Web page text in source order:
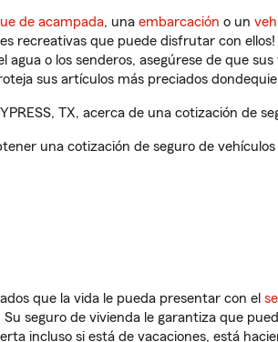
de acampada, una embarcación o un
recreativas que puede disfrutar con
o los senderos, asegúrese de que
sus artículos más preciados
TX, acerca de una cotización de
una cotización de seguro de
que la vida le pueda presentar con el
Su seguro de vivienda le garantiza que
incluso si está de vacaciones, está